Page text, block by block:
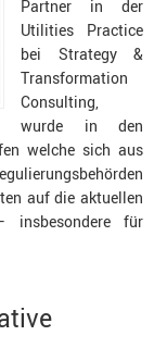
Partner in der
Utilities Practice
bei Strategy &
Transformation
Consulting,
wurde in den
welche sich aus
auf die aktuellen
insbesondere für